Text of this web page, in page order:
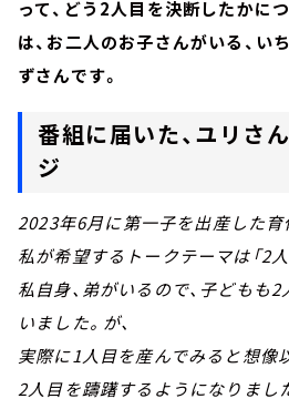
って、どう2人目を決断したかに
は、お二人のお子さんがいる、い
ずさんです。
番組に届いた、ユリさ
ジ
2023年6月に第一子を出産した育
私が希望するトークテーマは「2人
私自身、弟がいるので、子どもも
いました。が、
実際に1人目を産んでみると想像
2人目を躊躇するようになりまし